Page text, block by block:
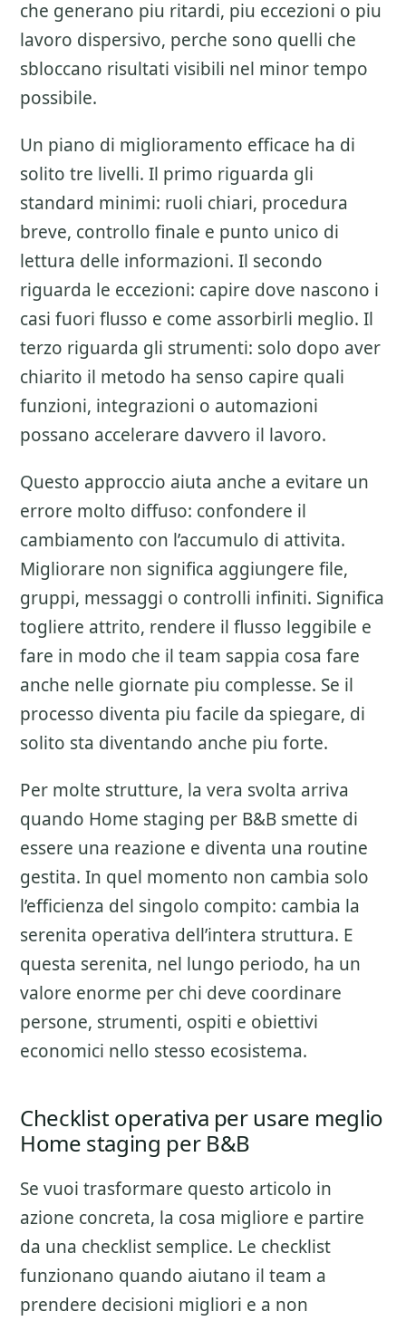
che generano piu ritardi, piu eccezioni o piu
lavoro dispersivo, perche sono quelli che
sbloccano risultati visibili nel minor tempo
possibile.
Un piano di miglioramento efficace ha di
solito tre livelli. Il primo riguarda gli
standard minimi: ruoli chiari, procedura
breve, controllo finale e punto unico di
lettura delle informazioni. Il secondo
riguarda le eccezioni: capire dove nascono i
casi fuori flusso e come assorbirli meglio. Il
terzo riguarda gli strumenti: solo dopo aver
chiarito il metodo ha senso capire quali
funzioni, integrazioni o automazioni
possano accelerare davvero il lavoro.
Questo approccio aiuta anche a evitare un
errore molto diffuso: confondere il
cambiamento con l’accumulo di attivita.
Migliorare non significa aggiungere file,
gruppi, messaggi o controlli infiniti. Significa
togliere attrito, rendere il flusso leggibile e
fare in modo che il team sappia cosa fare
anche nelle giornate piu complesse. Se il
processo diventa piu facile da spiegare, di
solito sta diventando anche piu forte.
Per molte strutture, la vera svolta arriva
quando Home staging per B&B smette di
essere una reazione e diventa una routine
gestita. In quel momento non cambia solo
l’efficienza del singolo compito: cambia la
serenita operativa dell’intera struttura. E
questa serenita, nel lungo periodo, ha un
valore enorme per chi deve coordinare
persone, strumenti, ospiti e obiettivi
economici nello stesso ecosistema.
Checklist operativa per usare meglio
Home staging per B&B
Se vuoi trasformare questo articolo in
azione concreta, la cosa migliore e partire
da una checklist semplice. Le checklist
funzionano quando aiutano il team a
prendere decisioni migliori e a non